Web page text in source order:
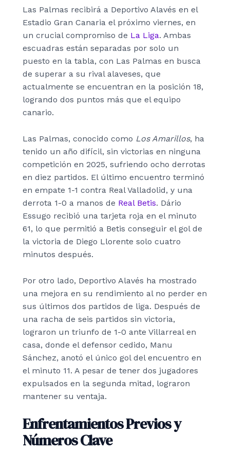
Las Palmas recibirá a Deportivo Alavés en el
Estadio Gran Canaria el próximo viernes, en
un crucial compromiso de La Liga. Ambas
escuadras están separadas por solo un
puesto en la tabla, con Las Palmas en busca
de superar a su rival alaveses, que
actualmente se encuentran en la posición 18,
logrando dos puntos más que el equipo
canario.
Las Palmas, conocido como Los Amarillos, ha
tenido un año difícil, sin victorias en ninguna
competición en 2025, sufriendo ocho derrotas
en diez partidos. El último encuentro terminó
en empate 1-1 contra Real Valladolid, y una
derrota 1-0 a manos de Real Betis. Dário
Essugo recibió una tarjeta roja en el minuto
61, lo que permitió a Betis conseguir el gol de
la victoria de Diego Llorente solo cuatro
minutos después.
Por otro lado, Deportivo Alavés ha mostrado
una mejora en su rendimiento al no perder en
sus últimos dos partidos de liga. Después de
una racha de seis partidos sin victoria,
lograron un triunfo de 1-0 ante Villarreal en
casa, donde el defensor cedido, Manu
Sánchez, anotó el único gol del encuentro en
el minuto 11. A pesar de tener dos jugadores
expulsados en la segunda mitad, lograron
mantener su ventaja.
Enfrentamientos Previos y
Números Clave